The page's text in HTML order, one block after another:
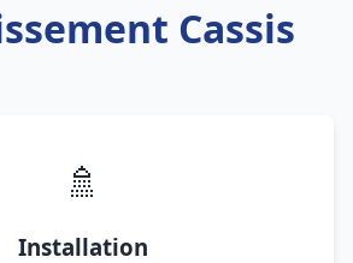
Cassis
🚿
Installation